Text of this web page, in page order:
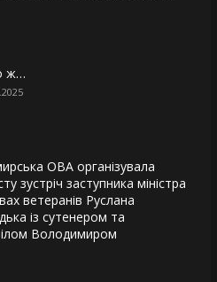
ж…
ОВА організувала
зустріч заступника міністра
ветеранів Руслана
із сутенером та
Володимиром